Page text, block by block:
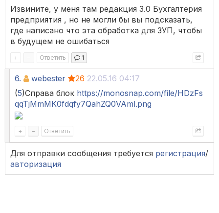
Извините, у меня там редакция 3.0 Бухгалтерия
предприятия , но не могли бы вы подсказать,
где написано что эта обработка для ЗУП, чтобы
в будущем не ошибаться
+ – Ответить 1
6. webester 26 22.05.16 04:17
(5)Справа блок https://monosnap.com/file/HDzFs
qqTjMmMK0fdqfy7QahZQ0VAml.png
+ – Ответить
Для отправки сообщения требуется регистрация/
авторизация